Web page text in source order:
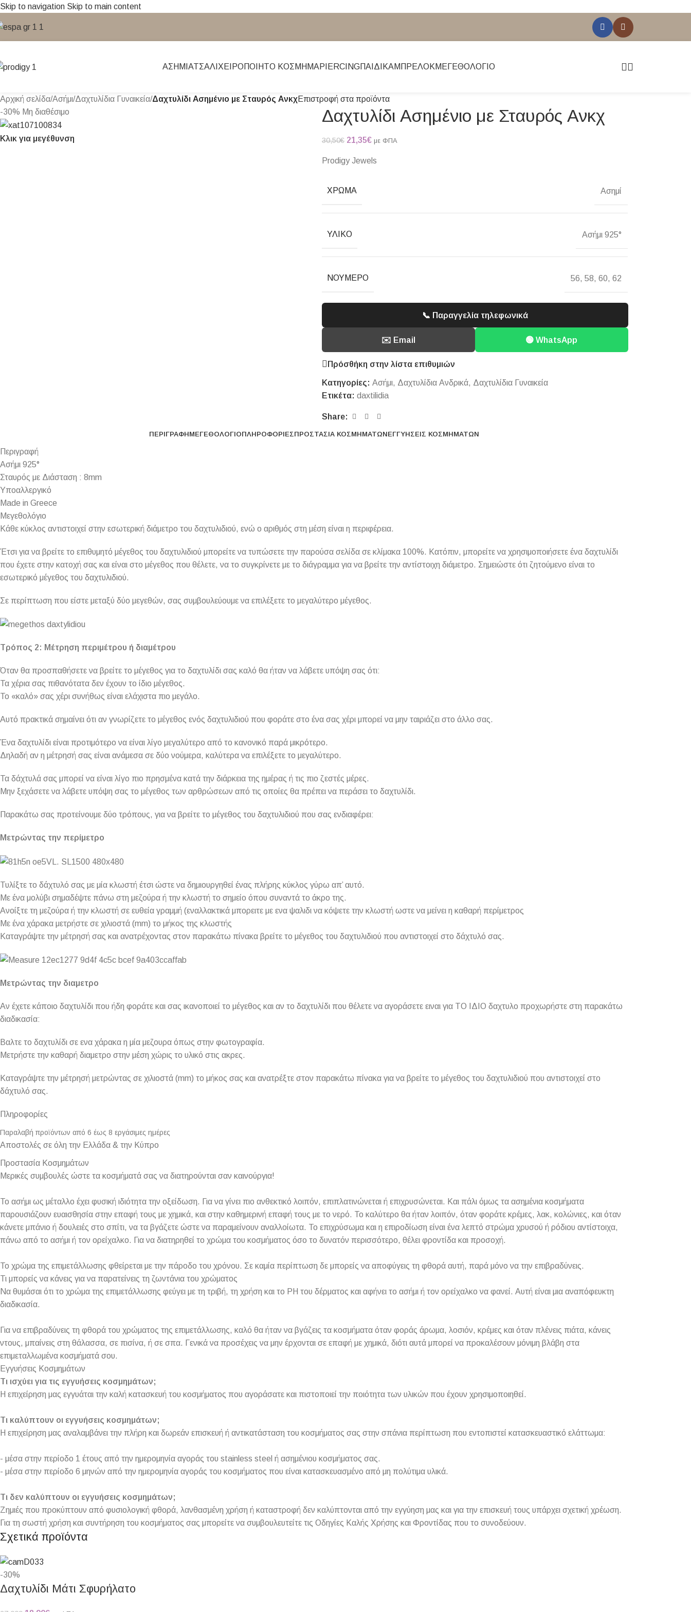
Skip to navigation Skip to main content
ΑΣΉΜΙ ΑΤΣΆΛΙ ΧΕΙΡΟΠΟΊΗΤΟ ΚΌΣΜΗΜΑ PIERCINGΠΑΙΔΙΚΆ ΜΠΡΕΛΌΚ ΜΕΓΕΘΟΛΌΓΙΟ
Αρχική σελίδα/Ασήμι/Δαχτυλίδια Γυναικεία/Δαχτυλίδι Ασημένιο με Σταυρός ΑνκχΕπιστροφή στα προϊόντα
-30% Μη διαθέσιμο
Κλικ για μεγέθυνση
Δαχτυλίδι Ασημένιο με Σταυρός Ανκχ
30,50€ 21,35€ με ΦΠΑ
Prodigy Jewels
ΧΡΏΜΑ Ασημί
ΥΛΙΚΌ Ασήμι 925°
ΝΟΎΜΕΡΟ 56, 58, 60, 62
📞 Παραγγελία τηλεφωνικά
✉️ Email 🟢 WhatsApp
Πρόσθήκη στην λίστα επιθυμιών
Κατηγορίες: Ασήμι, Δαχτυλίδια Ανδρικά, Δαχτυλίδια Γυναικεία
Ετικέτα: daxtilidia
Share:
ΠΕΡΙΓΡΑΦΉΜΕΓΕΘΟΛΌΓΙΟΠΛΗΡΟΦΟΡΊΕΣΠΡΟΣΤΑΣΊΑ ΚΟΣΜΗΜΆΤΩΝΕΓΓΥΉΣΕΙΣ ΚΟΣΜΗΜΆΤΩΝ
Περιγραφή
Ασήμι 925°
Σταυρός με Διάσταση : 8mm
Υποαλλεργικό
Made in Greece
Μεγεθολόγιο
Κάθε κύκλος αντιστοιχεί στην εσωτερική διάμετρο του δαχτυλιδιού, ενώ ο αριθμός στη μέση είναι η περιφέρεια.
Έτσι για να βρείτε το επιθυμητό μέγεθος του δαχτυλιδιού μπορείτε να τυπώσετε την παρούσα σελίδα σε κλίμακα 100%. Κατόπιν, μπορείτε να χρησιμοποιήσετε ένα δαχτυλίδι
που έχετε στην κατοχή σας και είναι στο μέγεθος που θέλετε, να το συγκρίνετε με το διάγραμμα για να βρείτε την αντίστοιχη διάμετρο. Σημειώστε ότι ζητούμενο είναι το
εσωτερικό μέγεθος του δαχτυλιδιού.
Σε περίπτωση που είστε μεταξύ δύο μεγεθών, σας συμβουλεύουμε να επιλέξετε το μεγαλύτερο μέγεθος.
Τρόπος 2: Μέτρηση περιμέτρου ή διαμέτρου
Όταν θα προσπαθήσετε να βρείτε το μέγεθος για το δαχτυλίδι σας καλό θα ήταν να λάβετε υπόψη σας ότι:
Τα χέρια σας πιθανότατα δεν έχουν το ίδιο μέγεθος.
Το «καλό» σας χέρι συνήθως είναι ελάχιστα πιο μεγάλο.
Αυτό πρακτικά σημαίνει ότι αν γνωρίζετε το μέγεθος ενός δαχτυλιδιού που φοράτε στο ένα σας χέρι μπορεί να μην ταιριάζει στο άλλο σας.
Ένα δαχτυλίδι είναι προτιμότερο να είναι λίγο μεγαλύτερο από το κανονικό παρά μικρότερο.
Δηλαδή αν η μέτρησή σας είναι ανάμεσα σε δύο νούμερα, καλύτερα να επιλέξετε το μεγαλύτερο.
Τα δάχτυλά σας μπορεί να είναι λίγο πιο πρησμένα κατά την διάρκεια της ημέρας ή τις πιο ζεστές μέρες.
Μην ξεχάσετε να λάβετε υπόψη σας το μέγεθος των αρθρώσεων από τις οποίες θα πρέπει να περάσει το δαχτυλίδι.
Παρακάτω σας προτείνουμε δύο τρόπους, για να βρείτε το μέγεθος του δαχτυλιδιού που σας ενδιαφέρει:
Μετρώντας την περίμετρο
Τυλίξτε το δάχτυλό σας με μία κλωστή έτσι ώστε να δημιουργηθεί ένας πλήρης κύκλος γύρω απ’ αυτό.
Με ένα μολύβι σημαδέψτε πάνω στη μεζούρα ή την κλωστή το σημείο όπου συναντά το άκρο της.
Ανοίξτε τη μεζούρα ή την κλωστή σε ευθεία γραμμή (εναλλακτικά μπορειτε με ενα ψαλιδι να κόψετε την κλωστή ωστε να μείνει η καθαρή περίμετρος
Με ένα χάρακα μετρήστε σε χιλιοστά (mm) το μήκος της κλωστής
Καταγράψτε την μέτρησή σας και ανατρέχοντας στον παρακάτω πίνακα βρείτε το μέγεθος του δαχτυλιδιού που αντιστοιχεί στο δάχτυλό σας.
Μετρώντας την διαμετρο
Αν έχετε κάποιο δαχτυλίδι που ήδη φοράτε και σας ικανοποιεί το μέγεθος και αν το δαχτυλίδι που θέλετε να αγοράσετε ειναι για ΤΟ ΙΔΙΟ δαχτυλο προχωρήστε στη παρακάτω
διαδικασία:
Βαλτε το δαχτυλίδι σε ενα χάρακα η μία μεζουρα όπως στην φωτογραφία.
Μετρήστε την καθαρή διαμετρο στην μέση χώρις το υλικό στις ακρες.
Καταγράψτε την μέτρησή μετρώντας σε χιλιοστά (mm) το μήκος σας και ανατρέξτε στον παρακάτω πίνακα για να βρείτε το μέγεθος του δαχτυλιδιού που αντιστοιχεί στο
δάχτυλό σας.
Πληροφορίες
Παραλαβή προϊόντων από 6 έως 8 εργάσιμες ημέρες
Αποστολές σε όλη την Ελλάδα & την Κύπρο
Προστασία Κοσμημάτων
Μερικές συμβουλές ώστε τα κοσμήματά σας να διατηρούνται σαν καινούργια!
Το ασήμι ως μέταλλο έχει φυσική ιδιότητα την οξείδωση. Για να γίνει πιο ανθεκτικό λοιπόν, επιπλατινώνεται ή επιχρυσώνεται. Και πάλι όμως τα ασημένια κοσμήματα
παρουσιάζουν ευαισθησία στην επαφή τους με χημικά, και στην καθημερινή επαφή τους με το νερό. Το καλύτερο θα ήταν λοιπόν, όταν φοράτε κρέμες, λακ, κολώνιες, και όταν
κάνετε μπάνιο ή δουλειές στο σπίτι, να τα βγάζετε ώστε να παραμείνουν αναλλοίωτα. Το επιχρύσωμα και η επιροδίωση είναι ένα λεπτό στρώμα χρυσού ή ρόδιου αντίστοιχα,
πάνω από το ασήμι ή τον ορείχαλκο. Για να διατηρηθεί το χρώμα του κοσμήματος όσο το δυνατόν περισσότερο, θέλει φροντίδα και προσοχή.
Το χρώμα της επιμετάλλωσης φθείρεται με την πάροδο του χρόνου. Σε καμία περίπτωση δε μπορείς να αποφύγεις τη φθορά αυτή, παρά μόνο να την επιβραδύνεις.
Τι μπορείς να κάνεις για να παρατείνεις τη ζωντάνια του χρώματος
Να θυμάσαι ότι το χρώμα της επιμετάλλωσης φεύγει με τη τριβή, τη χρήση και το PH του δέρματος και αφήνει το ασήμι ή τον ορείχαλκο να φανεί. Αυτή είναι μια αναπόφευκτη
διαδικασία.
Για να επιβραδύνεις τη φθορά του χρώματος της επιμετάλλωσης, καλό θα ήταν να βγάζεις τα κοσμήματα όταν φοράς άρωμα, λοσιόν, κρέμες και όταν πλένεις πιάτα, κάνεις
ντους, μπαίνεις στη θάλασσα, σε πισίνα, ή σε σπα. Γενικά να προσέχεις να μην έρχονται σε επαφή με χημικά, διότι αυτά μπορεί να προκαλέσουν μόνιμη βλάβη στα
επιμεταλλωμένα κοσμήματά σου.
Εγγυήσεις Κοσμημάτων
Τι ισχύει για τις εγγυήσεις κοσμημάτων;
Η επιχείρηση μας εγγυάται την καλή κατασκευή του κοσμήματος που αγοράσατε και πιστοποιεί την ποιότητα των υλικών που έχουν χρησιμοποιηθεί.
Τι καλύπτουν οι εγγυήσεις κοσμημάτων;
Η επιχείρηση μας αναλαμβάνει την πλήρη και δωρεάν επισκευή ή αντικατάσταση του κοσμήματος σας στην σπάνια περίπτωση που εντοπιστεί κατασκευαστικό ελάττωμα:
- μέσα στην περίοδο 1 έτους από την ημερομηνία αγοράς του stainless steel ή ασημένιου κοσμήματος σας.
- μέσα στην περίοδο 6 μηνών από την ημερομηνία αγοράς του κοσμήματος που είναι κατασκευασμένο από μη πολύτιμα υλικά.
Τι δεν καλύπτουν οι εγγυήσεις κοσμημάτων;
Ζημιές που προκύπτουν από φυσιολογική φθορά, λανθασμένη χρήση ή καταστροφή δεν καλύπτονται από την εγγύηση μας και για την επισκευή τους υπάρχει σχετική χρέωση.
Για τη σωστή χρήση και συντήρηση του κοσμήματος σας μπορείτε να συμβουλευτείτε τις Οδηγίες Καλής Χρήσης και Φροντίδας που το συνοδεύουν.
Σχετικά προϊόντα
-30%
Δαχτυλίδι Μάτι Σφυρήλατο